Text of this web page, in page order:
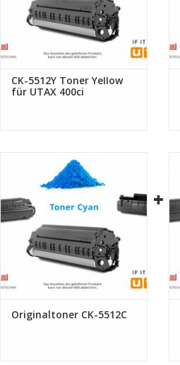
CK-5512Y Toner Yellow
für UTAX 400ci
Originaltoner CK-5512C